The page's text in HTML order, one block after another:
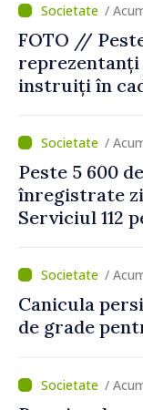
/
FOTO //
reprezentanți
instruiți în
Mediu privind
două
domeniu
/
Peste 5 600
înregistrate
Serviciul 112
cetățeni au
ambulanța/
Canicula
de grade
/